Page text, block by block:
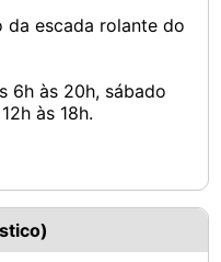
da escada rolante do
6h às 20h, sábado
às 18h.